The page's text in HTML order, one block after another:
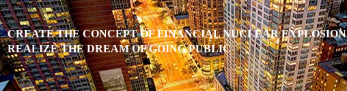
CREATE THE CONCEPT OF FINANCIAL NUCLEAR EXPLOSION
REALIZE THE DREAM OF GOING PUBLIC